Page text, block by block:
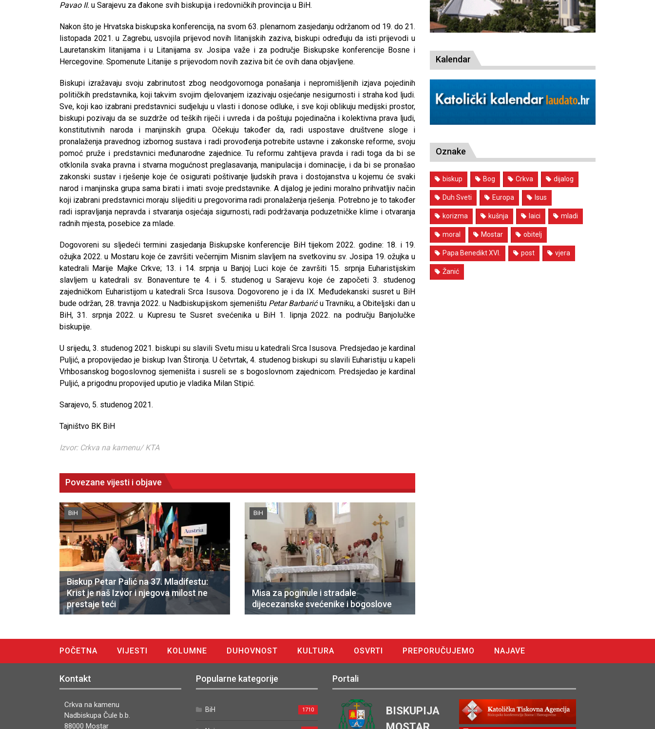
Pavao II. u Sarajevu za đakone svih biskupija i redovničkih provincija u BiH.
Nakon što je Hrvatska biskupska konferencija, na svom 63. plenarnom zasjedanju održanom od 19. do 21.
listopada 2021. u Zagrebu, usvojila prijevod novih litanijskih zaziva, biskupi određuju da isti prijevodi u
Lauretanskim litanijama i u Litanijama sv. Josipa važe i za područje Biskupske konferencije Bosne i
Hercegovine. Spomenute Litanije s prijevodom novih zaziva bit će ovih dana objavljene.
Biskupi izražavaju svoju zabrinutost zbog neodgovornoga ponašanja i nepromišljenih izjava pojedinih
političkih predstavnika, koji takvim svojim djelovanjem izazivaju osjećanje nesigurnosti i straha kod ljudi.
Sve, koji kao izabrani predstavnici sudjeluju u vlasti i donose odluke, i sve koji oblikuju medijski prostor,
biskupi pozivaju da se suzdrže od teških riječi i uvreda i da poštuju pojedinačna i kolektivna prava ljudi,
konstitutivnih naroda i manjinskih grupa. Očekuju također da, radi uspostave društvene sloge i
pronalaženja pravednog izbornog sustava i radi provođenja potrebite ustavne i zakonske reforme, svoju
pomoć pruže i predstavnici međunarodne zajednice. Tu reformu zahtijeva pravda i radi toga da bi se
otklonila svaka pravna i stvarna mogućnost preglasavanja, manipulacija i dominacije, i da bi se pronašao
zakonski sustav i rješenje koje će osigurati poštivanje ljudskih prava i dostojanstva u kojemu će svaki
narod i manjinska grupa sama birati i imati svoje predstavnike. A dijalog je jedini moralno prihvatljiv način
koji izabrani predstavnici moraju slijediti u pregovorima radi pronalaženja rješenja. Potrebno je to također
radi ispravljanja nepravda i stvaranja osjećaja sigurnosti, radi podržavanja poduzetničke klime i otvaranja
radnih mjesta, posebice za mlade.
Dogovoreni su sljedeći termini zasjedanja Biskupske konferencije BiH tijekom 2022. godine: 18. i 19.
ožujka 2022. u Mostaru koje će završiti večernjim Misnim slavljem na svetkovinu sv. Josipa 19. ožujka u
katedrali Marije Majke Crkve; 13. i 14. srpnja u Banjoj Luci koje će završiti 15. srpnja Euharistijskim
slavljem u katedrali sv. Bonaventure te 4. i 5. studenog u Sarajevu koje će započeti 3. studenog
zajedničkom Euharistijom u katedrali Srca Isusova. Dogovoreno je i da IX. Međudekanski susret u BiH
bude održan, 28. travnja 2022. u Nadbiskupijskom sjemeništu Petar Barbariću Travniku, a Obiteljski dan u
BiH, 31. srpnja 2022. u Kupresu te Susret svećenika u BiH 1. lipnja 2022. na području Banjolučke
biskupije.
U srijedu, 3. studenog 2021. biskupi su slavili Svetu misu u katedrali Srca Isusova. Predsjedao je kardinal
Puljić, a propovijedao je biskup Ivan Štironja. U četvrtak, 4. studenog biskupi su slavili Euharistiju u kapeli
Vrhbosanskog bogoslovnog sjemeništa i susreli se s bogoslovnom zajednicom. Predsjedao je kardinal
Puljić, a prigodnu propovijed uputio je vladika Milan Stipić.
Sarajevo, 5. studenog 2021.
Tajništvo BK BiH
Izvor: Crkva na kamenu/ KTA
Povezane vijesti i objave
BiH
Biskup Petar Palić na 37. Mladifestu:
Krist je naš Izvor i njegova milost ne
prestaje teći
BiH
Misa za poginule i stradale
dijecezanske svećenike i bogoslove
Kalendar
Oznake
biskup Bog Crkva dijalog
Duh Sveti Europa Isus
korizma kušnja laici mladi
moral Mostar obitelj
Papa Benedikt XVI. post vjera
Žanić
POČETNA VIJESTI KOLUMNE DUHOVNOST KULTURA OSVRTI PREPORUČUJEMO
NAJAVE
Kontakt
Crkva na kamenu
Nadbiskupa Čule b.b.
88000 Mostar
Popularne kategorije
BiH 1710
Portali
BISKUPIJA